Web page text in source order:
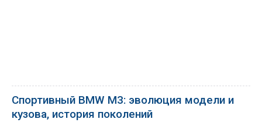
Спортивный BMW M3: эволюция модели и
кузова, история поколений